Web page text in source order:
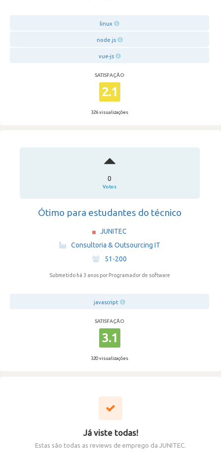
linux
node.js
vue-js
SATISFAÇÃO
2.1
326 visualizações
0
Votos
Ótimo para estudantes do técnico
JUNITEC
·
Consultoria & Outsourcing IT
·
51-200
Submetido há 3 anos por Programador de software
javascript
SATISFAÇÃO
3.1
320 visualizações
Já viste todas!
Estas são todas as reviews de emprego da JUNITEC.